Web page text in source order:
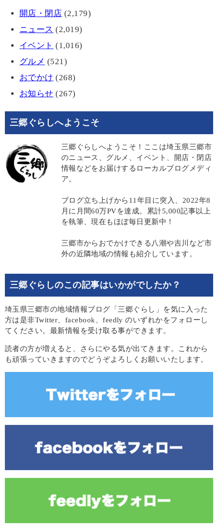
開店・閉店 (2,179)
ニュース (2,019)
イベント (1,016)
グルメ (521)
おでかけ (268)
お知らせ (267)
三郷ぐらしへようこそ
三郷ぐらしへようこそ！ここは埼玉県三郷市
のニュース、グルメ、イベント、開店・閉店
情報などをお届けするローカルブログメディ
ア。
ブログ立ち上げから11年目に突入、2022年8
月に月間60万PVを達成。累計5,000記事以上
を執筆、現在もほぼ毎日更新中！
三郷市からおでかけできる八潮や吉川など市
外の近隣地域の情報も紹介しています。
三郷ぐらしのこの記事はいかがでしたか？
埼玉県三郷市の地域情報ブログ「三郷ぐらし」を気に入った
方は是非Twitter、facebook、feedly のいずれかをフォローし
てください。最新情報を受け取る事ができます。
読者の方が増えると、さらにやる気が出てきます。これから
も頑張っていきますのでどうぞよろしくお願いいたします。